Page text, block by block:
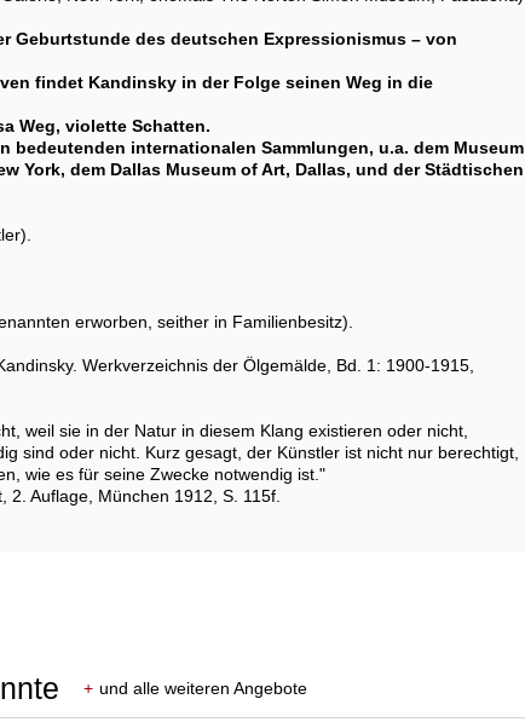
Geburtstunde des deutschen Expressionismus – von
findet Kandinsky in der Folge seinen Weg in die
Weg, violette Schatten.
bedeutenden internationalen Sammlungen, u.a. dem Museum
York, dem Dallas Museum of Art, Dallas, und der Städtischen
erworben, seither in Familienbesitz).
Werkverzeichnis der Ölgemälde, Bd. 1: 1900-1915,
weil sie in der Natur in diesem Klang existieren oder nicht,
sind oder nicht. Kurz gesagt, der Künstler ist nicht nur berechtigt,
wie es für seine Zwecke notwendig ist."
2. Auflage, München 1912, S. 115f.
+ und alle weiteren Angebote